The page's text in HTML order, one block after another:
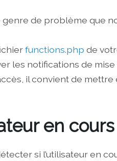
genre de problème que
functions.php de
les notifications de mise
il convient de
en cours
si l’utilisateur en